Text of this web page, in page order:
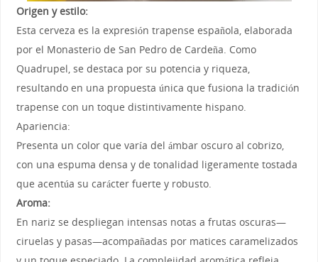
Origen y estilo:
Esta cerveza es la expresión trapense española, elaborada
por el Monasterio de San Pedro de Cardeña. Como
Quadrupel, se destaca por su potencia y riqueza,
resultando en una propuesta única que fusiona la tradición
trapense con un toque distintivamente hispano.
Apariencia:
Presenta un color que varía del ámbar oscuro al cobrizo,
con una espuma densa y de tonalidad ligeramente tostada
que acentúa su carácter fuerte y robusto.
Aroma:
En nariz se despliegan intensas notas a frutas oscuras—
ciruelas y pasas—acompañadas por matices caramelizados